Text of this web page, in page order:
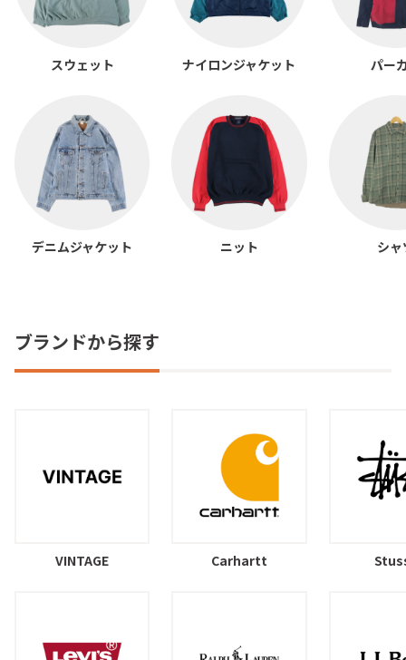
スウェット ナイロンジャケット パー
デニムジャケット ニット シャ
ブランドから探す
VINTAGE Carhartt